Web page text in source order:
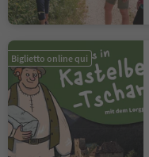
Biglietto online qui